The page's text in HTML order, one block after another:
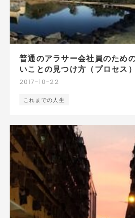
2017-10-22
普通のアラサー会社員のため
いことの見つけ方（プロセス
これまでの人生